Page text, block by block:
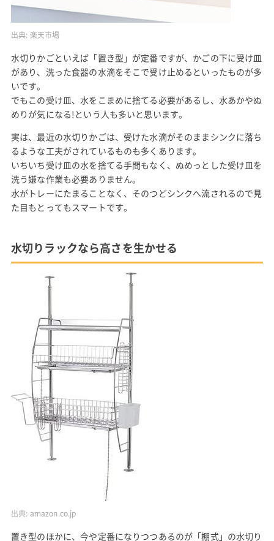
出典: 楽天市場
水切りかごといえば「置き型」が定番ですが、かごの下に受け皿
があり、洗った食器の水滴をそこで受け止めるといったものが多
いです。
でもこの受け皿、水をこまめに捨てる必要があるし、水あかやぬ
めりが気になる!という人も多いと思います。
実は、最近の水切りかごは、受けた水滴がそのままシンクに落ち
るような工夫がされているものも多くあります。
いちいち受け皿の水を捨てる手間もなく、ぬめっとした受け皿を
洗う嫌な作業も必要ありません。
水がトレーにたまることなく、そのつどシンクへ流されるので見
た目もとってもスマートです。
水切りラックなら高さを生かせる
出典: amazon.co.jp
置き型のほかに、今や定番になりつつあるのが「棚式」の水切り